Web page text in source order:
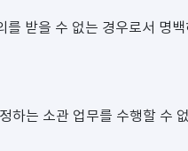
받을 수 없는 경우로서 명
는 소관 업무를 수행할 수